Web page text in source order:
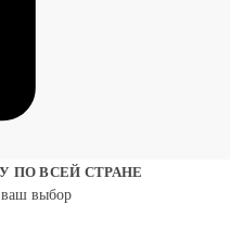
ВСЕЙ СТРАНЕ
выбор